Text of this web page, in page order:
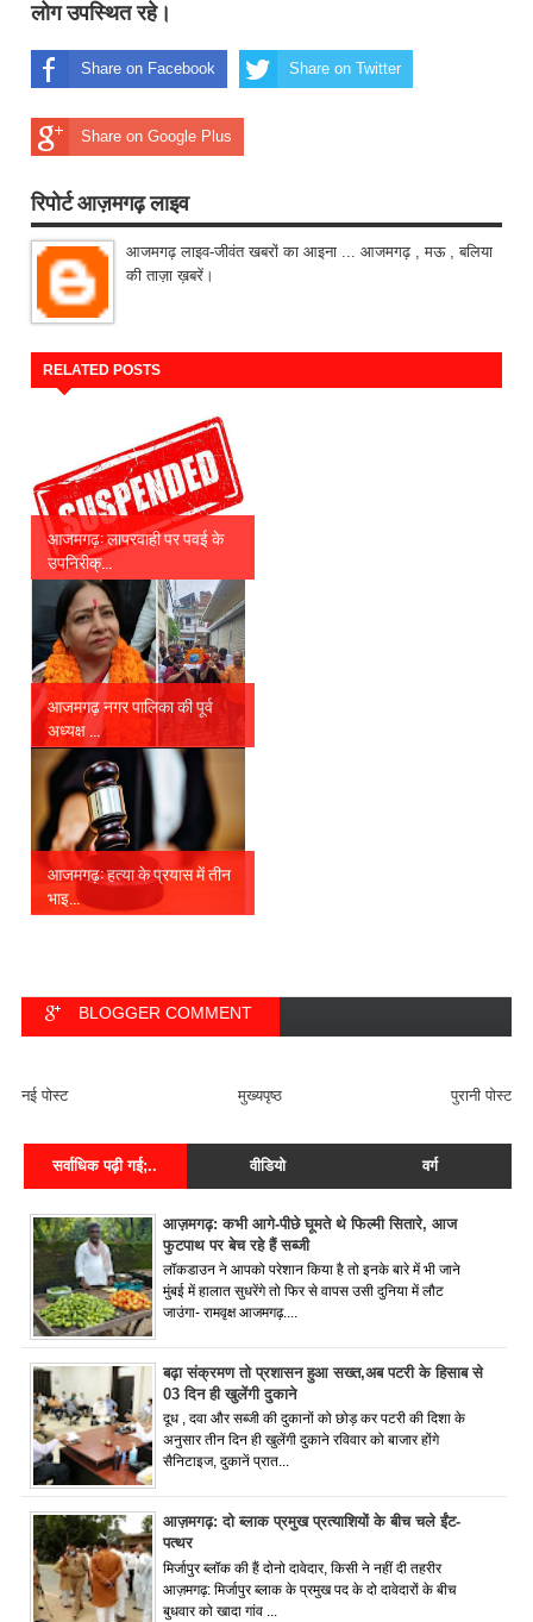
लोग उपस्थित रहे।
Share on Facebook Share on Twitter
Share on Google Plus
रिपोर्ट आज़मगढ़ लाइव
आजमगढ़ लाइव-जीवंत खबरों का आइना ... आजमगढ़ , मऊ , बलिया
की ताज़ा ख़बरें।
RELATED POSTS
आजमगढ़: लापरवाही पर पवई के
उपनिरीक्...
आजमगढ़ नगर पालिका की पूर्व
अध्यक्ष ...
आजमगढ़: हत्या के प्रयास में तीन
भाइ...
BLOGGER COMMENT
नई पोस्ट पुरानी पोस्ट
मुख्यपृष्ठ
सर्वाधिक पढ़ी गई;.. वीडियो वर्ग
आज़मगढ़: कभी आगे-पीछे घूमते थे फिल्मी सितारे, आज
फुटपाथ पर बेच रहे हैं सब्जी
लॉकडाउन ने आपको परेशान किया है तो इनके बारे में भी जाने
मुंबई में हालात सुधरेंगे तो फिर से वापस उसी दुनिया में लौट
जाउंगा- रामवृक्ष आजमगढ़....
बढ़ा संक्रमण तो प्रशासन हुआ सख्त,अब पटरी के हिसाब से
03 दिन ही खुलेंगी दुकाने
दूध , दवा और सब्जी की दुकानों को छोड़ कर पटरी की दिशा के
अनुसार तीन दिन ही खुलेंगी दुकाने रविवार को बाजार होंगे
सैनिटाइज, दुकानें प्रात...
आज़मगढ़: दो ब्लाक प्रमुख प्रत्याशियों के बीच चले ईंट-
पत्थर
मिर्जापुर ब्लॉक की हैं दोनो दावेदार, किसी ने नहीं दी तहरीर
आज़मगढ़: मिर्जापुर ब्लाक के प्रमुख पद के दो दावेदारों के बीच
बुधवार को खादा गांव ...